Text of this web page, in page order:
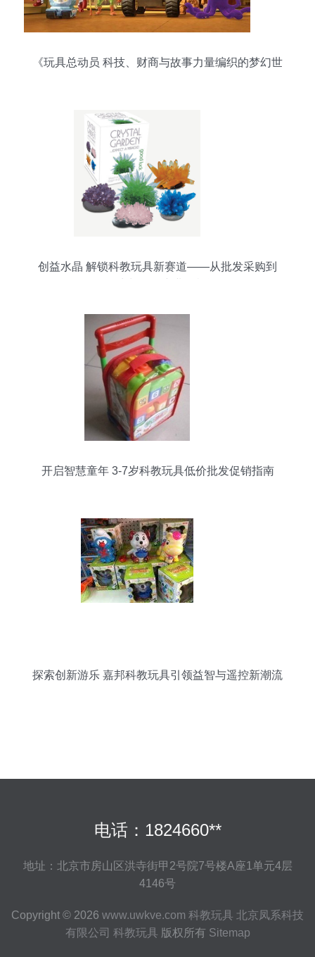
《玩具总动员 科技、财商与故事力量编织的梦幻世
创益水晶 解锁科教玩具新赛道——从批发采购到
开启智慧童年 3-7岁科教玩具低价批发促销指南
探索创新游乐 嘉邦科教玩具引领益智与遥控新潮流
电话：1824660**
地址：北京市房山区洪寺街甲2号院7号楼A座1单元4层
4146号
Copyright © 2026 www.uwkve.com 科教玩具 北京凤系科技
有限公司 科教玩具 版权所有 Sitemap